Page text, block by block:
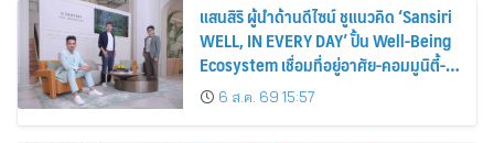
แสนสิริ ผู้นำด้านดีไซน์ ชูแนวคิด ‘Sansiri
WELL, IN EVERY DAY’ ปั้น Well-Being
Ecosystem เชื่อมที่อยู่อาศัย-คอมมูนิตี้-
บริการ-ไลฟ์สไตล์ เซ็ตมาตรฐานใหม่อสัง
หาฯ ไทย
6 ส.ค. 69 15:57